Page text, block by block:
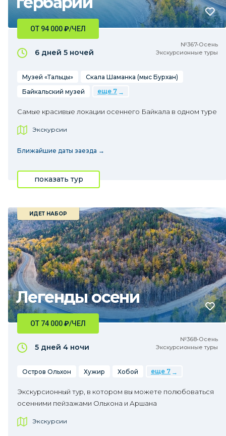
№367•Осень
Экскурсионные туры
ОТ 94 000₽/ЧЕЛ
6 дней 5 ночей
Музей «Тальцы»
Скала Шаманка (мыс Бурхан)
Байкальский музей
еще 7
Самые красивые локации осеннего Байкала в одном туре
Экскурсии
Ближайшие даты заезда →
показать тур
Легенды осени
ИДЕТ НАБОР
№368•Осень
Экскурсионные туры
ОТ 74 000₽/ЧЕЛ
5 дней 4 ночи
Остров Ольхон Хужир Хобой еще 7
Экскурсионный тур, в котором вы можете полюбоваться
осенними пейзажами Ольхона и Аршана
Экскурсии